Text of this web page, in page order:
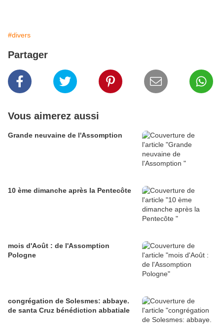
#divers
Partager
Vous aimerez aussi
Grande neuvaine de l'Assomption
10 ème dimanche après la Pentecôte
mois d'Août : de l'Assomption
Pologne
congrégation de Solesmes: abbaye.
de santa Cruz bénédiction abbatiale